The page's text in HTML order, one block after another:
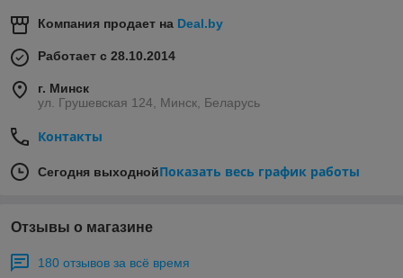
Компания продает на Deal.by
Работает с 28.10.2014
г. Минск
ул. Грушевская 124, Минск, Беларусь
Контакты
Сегодня выходнойПоказать весь график работы
Отзывы о магазине
180 отзывов за всё время